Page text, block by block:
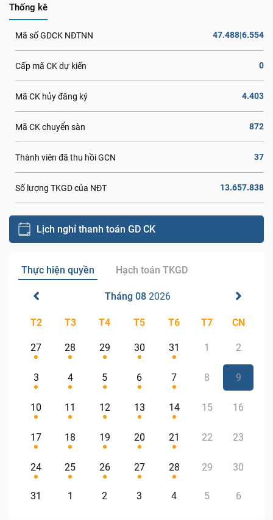
Thống kê
Mã số GDCK NĐTNN 47.488|6.554
Cấp mã CK dự kiến 0
Mã CK hủy đăng ký 4.403
Mã CK chuyển sàn 872
Thành viên đã thu hồi GCN 37
Số lượng TKGD của NĐT 13.657.838
Lịch nghỉ thanh toán GD CK
Thực hiện quyền Hạch toán TKGD
Tháng 08 2026
T2 T3 T4 T5 T6 T7 CN
27 28 29 30 31 1 2
3 4 5 6 7 8 9
10 11 12 13 14 15 16
17 18 19 20 21 22 23
24 25 26 27 28 29 30
31 1 2 3 4 5 6